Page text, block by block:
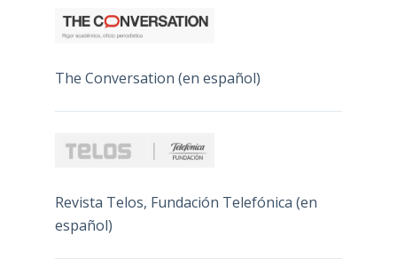
The Conversation (en español)
Revista Telos, Fundación Telefónica (en
español)